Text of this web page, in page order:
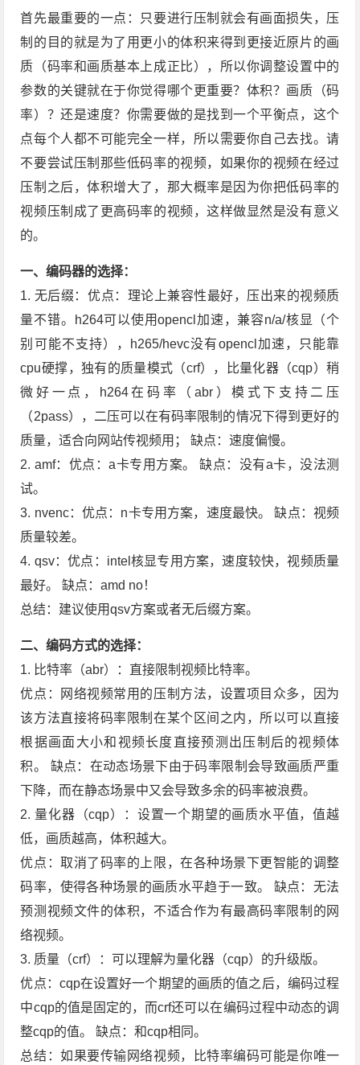
首先最重要的一点：只要进行压制就会有画面损失，压
制的目的就是为了用更小的体积来得到更接近原片的画
质（码率和画质基本上成正比），所以你调整设置中的
参数的关键就在于你觉得哪个更重要？体积？画质（码
率）？还是速度？你需要做的是找到一个平衡点，这个
点每个人都不可能完全一样，所以需要你自己去找。请
不要尝试压制那些低码率的视频，如果你的视频在经过
压制之后，体积增大了，那大概率是因为你把低码率的
视频压制成了更高码率的视频，这样做显然是没有意义
的。
一、编码器的选择：
1. 无后缀：优点：理论上兼容性最好，压出来的视频质
量不错。h264可以使用opencl加速，兼容n/a/核显（个
别可能不支持），h265/hevc没有opencl加速，只能靠
cpu硬撑，独有的质量模式（crf），比量化器（cqp）稍
微好一点，h264在码率（abr）模式下支持二压
（2pass），二压可以在有码率限制的情况下得到更好的
质量，适合向网站传视频用； 缺点：速度偏慢。
2. amf：优点：a卡专用方案。 缺点：没有a卡，没法测
试。
3. nvenc：优点：n卡专用方案，速度最快。 缺点：视频
质量较差。
4. qsv：优点：intel核显专用方案，速度较快，视频质量
最好。 缺点：amd no！
总结：建议使用qsv方案或者无后缀方案。
二、编码方式的选择：
1. 比特率（abr）：直接限制视频比特率。
优点：网络视频常用的压制方法，设置项目众多，因为
该方法直接将码率限制在某个区间之内，所以可以直接
根据画面大小和视频长度直接预测出压制后的视频体
积。 缺点：在动态场景下由于码率限制会导致画质严重
下降，而在静态场景中又会导致多余的码率被浪费。
2. 量化器（cqp）：设置一个期望的画质水平值，值越
低，画质越高，体积越大。
优点：取消了码率的上限，在各种场景下更智能的调整
码率，使得各种场景的画质水平趋于一致。 缺点：无法
预测视频文件的体积，不适合作为有最高码率限制的网
络视频。
3. 质量（crf）：可以理解为量化器（cqp）的升级版。
优点：cqp在设置好一个期望的画质的值之后，编码过程
中cqp的值是固定的，而crf还可以在编码过程中动态的调
整cqp的值。 缺点：和cqp相同。
总结：如果要传输网络视频，比特率编码可能是你唯一